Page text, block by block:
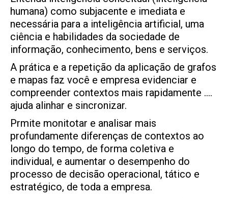
humana) como subjacente e imediata e
necessária para a inteligência artificial, uma
ciência e habilidades da sociedade de
informação, conhecimento, bens e serviços.
A prática e a repetição da aplicação de grafos
e mapas faz você e empresa evidenciar e
compreender contextos mais rapidamente ….
ajuda alinhar e sincronizar.
Prmite monitotar e analisar mais
profundamente diferenças de contextos ao
longo do tempo, de forma coletiva e
individual, e aumentar o desempenho do
processo de decisão operacional, tático e
estratégico, de toda a empresa.